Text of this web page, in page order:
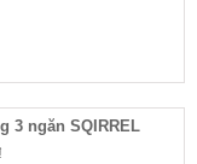
3 ngăn SQIRREL